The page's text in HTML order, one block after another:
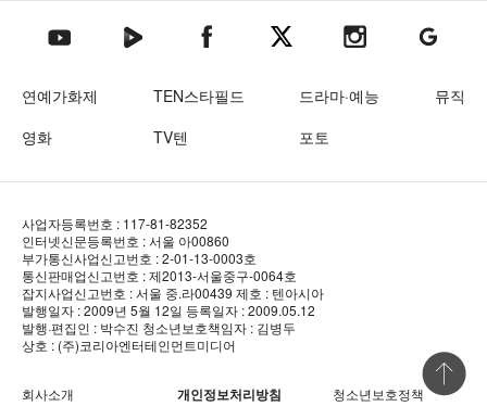
텐아시아 유튜브텐아시아 네이버TV텐아시아 페이스북텐아시아 엑스텐아시아 인스타그램
텐아시아
연예가화제 TEN스타필드 드라마·예능
뮤직
영화
TV텐 포토
사업자등록번호 : 117-81-82352
인터넷신문등록번호 : 서울 아00860
부가통신사업신고번호 : 2-01-13-0003호
통신판매업신고번호 : 제2013-서울중구-0064호
잡지사업신고번호 : 서울 중.라00439 제호 : 텐아시아
발행일자 : 2009년 5월 12일 등록일자 : 2009.05.12
발행·편집인 : 박수진 청소년보호책임자 : 김병두
상호 : (주)코리아엔터테인먼트미디어
회사소개 개인정보처리방침
청소년보호정책
상단 바로